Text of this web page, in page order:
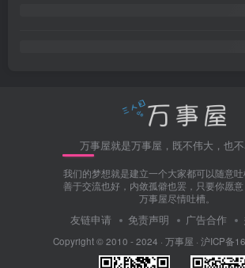
万事屋就是万事屋，既不伟大，也不
我们的梦想就是建立一个大家都可以随意吐
善于交流也好，内敛孤僻也罢，只要你愿
万事屋尽情吐槽。
友链申请 免责声明 广告合作
Copyright © 2010 - 2024 · 万事屋 · 沪ICP备